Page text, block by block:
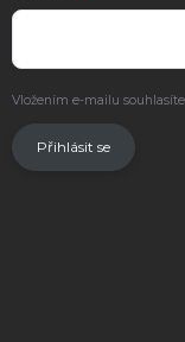
Vložením e-mailu
Přihlásit se